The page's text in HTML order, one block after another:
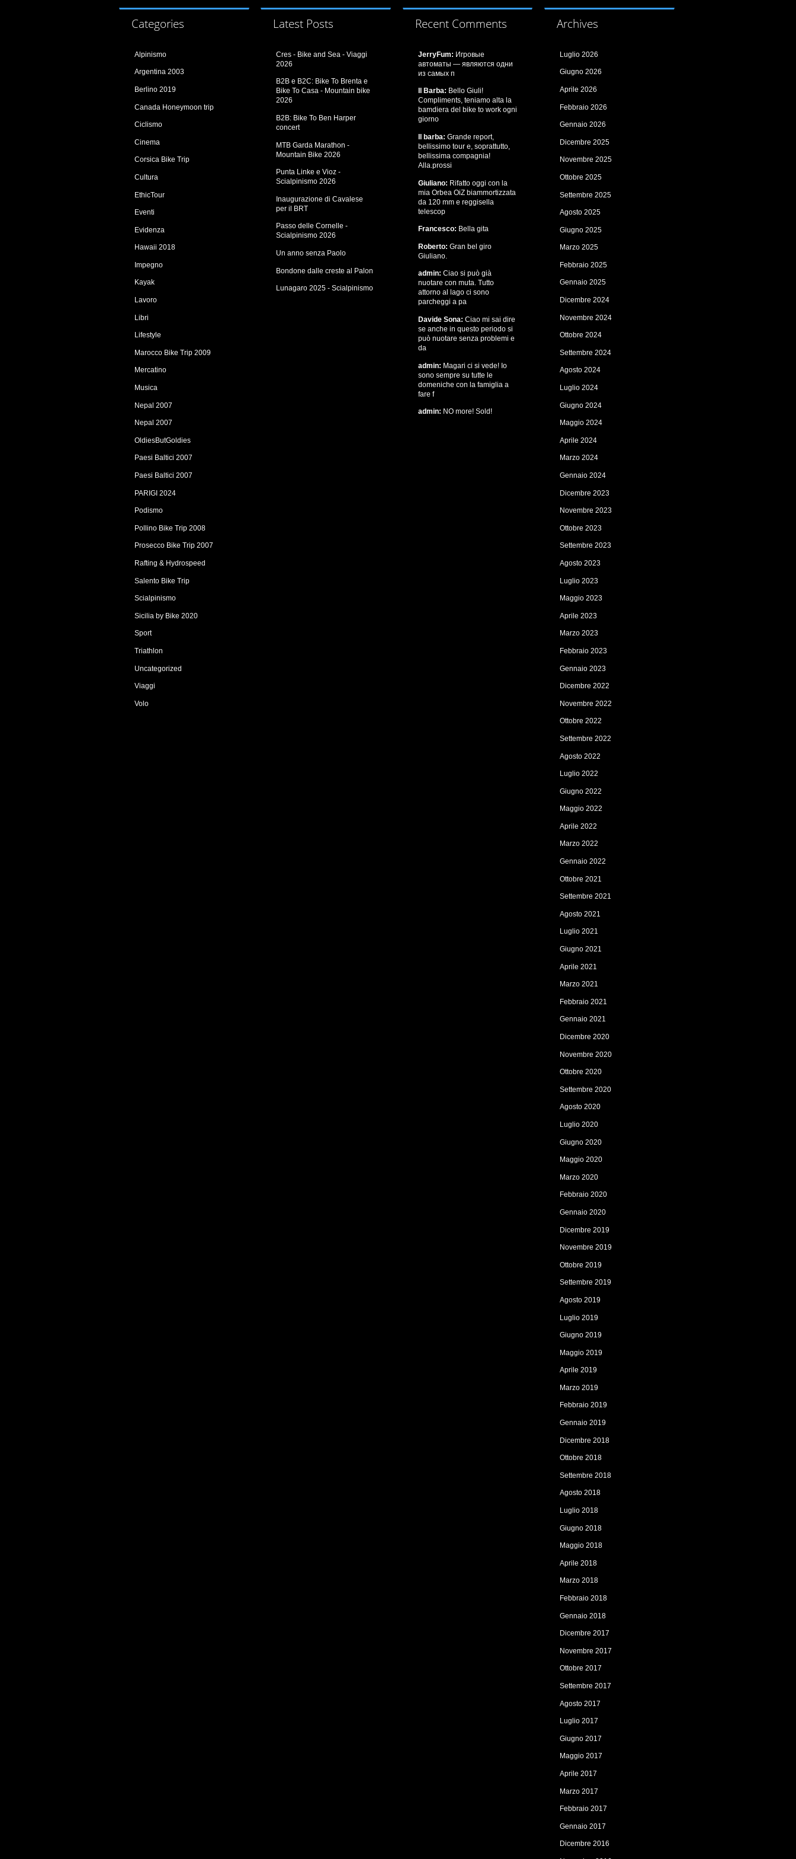
Categories
Alpinismo
Argentina 2003
Berlino 2019
Canada Honeymoon trip
Ciclismo
Cinema
Corsica Bike Trip
Cultura
EthicTour
Eventi
Evidenza
Hawaii 2018
Impegno
Kayak
Lavoro
Libri
Lifestyle
Marocco Bike Trip 2009
Mercatino
Musica
Nepal 2007
Nepal 2007
OldiesButGoldies
Paesi Baltici 2007
Paesi Baltici 2007
PARIGI 2024
Podismo
Pollino Bike Trip 2008
Prosecco Bike Trip 2007
Rafting & Hydrospeed
Salento Bike Trip
Scialpinismo
Sicilia by Bike 2020
Sport
Triathlon
Uncategorized
Viaggi
Volo
Latest Posts
Cres - Bike and Sea - Viaggi
2026
B2B e B2C: Bike To Brenta e
Bike To Casa - Mountain bike
2026
B2B: Bike To Ben Harper
concert
MTB Garda Marathon -
Mountain Bike 2026
Punta Linke e Vioz -
Scialpinismo 2026
Inaugurazione di Cavalese
per il BRT
Passo delle Cornelle -
Scialpinismo 2026
Un anno senza Paolo
Bondone dalle creste al Palon
Lunagaro 2025 - Scialpinismo
Recent Comments
JerryFum: Игровые
автоматы — являются одни
из самых п
Il Barba: Bello Giuli!
Compliments, teniamo alta la
bamdiera del bike to work ogni
giorno
Il barba: Grande report,
bellissimo tour e, soprattutto,
bellissima compagnia!
Alla.prossi
Giuliano: Rifatto oggi con la
mia Orbea OiZ biammortizzata
da 120 mm e reggisella
telescop
Francesco: Bella gita
Roberto: Gran bel giro
Giuliano.
admin: Ciao si può già
nuotare con muta. Tutto
attorno al lago ci sono
parcheggi a pa
Davide Sona: Ciao mi sai dire
se anche in questo periodo si
può nuotare senza problemi e
da
admin: Magari ci si vede! Io
sono sempre su tutte le
domeniche con la famiglia a
fare f
admin: NO more! Sold!
Archives
Luglio 2026
Giugno 2026
Aprile 2026
Febbraio 2026
Gennaio 2026
Dicembre 2025
Novembre 2025
Ottobre 2025
Settembre 2025
Agosto 2025
Giugno 2025
Marzo 2025
Febbraio 2025
Gennaio 2025
Dicembre 2024
Novembre 2024
Ottobre 2024
Settembre 2024
Agosto 2024
Luglio 2024
Giugno 2024
Maggio 2024
Aprile 2024
Marzo 2024
Gennaio 2024
Dicembre 2023
Novembre 2023
Ottobre 2023
Settembre 2023
Agosto 2023
Luglio 2023
Maggio 2023
Aprile 2023
Marzo 2023
Febbraio 2023
Gennaio 2023
Dicembre 2022
Novembre 2022
Ottobre 2022
Settembre 2022
Agosto 2022
Luglio 2022
Giugno 2022
Maggio 2022
Aprile 2022
Marzo 2022
Gennaio 2022
Ottobre 2021
Settembre 2021
Agosto 2021
Luglio 2021
Giugno 2021
Aprile 2021
Marzo 2021
Febbraio 2021
Gennaio 2021
Dicembre 2020
Novembre 2020
Ottobre 2020
Settembre 2020
Agosto 2020
Luglio 2020
Giugno 2020
Maggio 2020
Marzo 2020
Febbraio 2020
Gennaio 2020
Dicembre 2019
Novembre 2019
Ottobre 2019
Settembre 2019
Agosto 2019
Luglio 2019
Giugno 2019
Maggio 2019
Aprile 2019
Marzo 2019
Febbraio 2019
Gennaio 2019
Dicembre 2018
Ottobre 2018
Settembre 2018
Agosto 2018
Luglio 2018
Giugno 2018
Maggio 2018
Aprile 2018
Marzo 2018
Febbraio 2018
Gennaio 2018
Dicembre 2017
Novembre 2017
Ottobre 2017
Settembre 2017
Agosto 2017
Luglio 2017
Giugno 2017
Maggio 2017
Aprile 2017
Marzo 2017
Febbraio 2017
Gennaio 2017
Dicembre 2016